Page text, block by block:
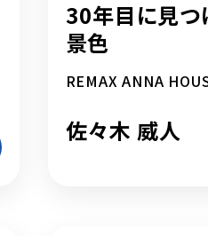
――30年目に見
景色
REMAX ANNA
佐々木 威人